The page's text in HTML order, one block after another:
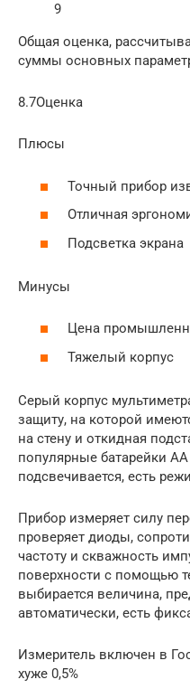
9
Общая оценка,
суммы основных
8.7Оценка
Плюсы
Точный прибор
Отличная
Подсветка экрана
Минусы
Цена
Тяжелый корпус
Серый корпус
защиту, на которой
на стену и откидная
популярные батарейки
подсвечивается, есть
Прибор измеряет силу
проверяет диоды,
частоту и скважность
поверхности с помощью
выбирается величина,
автоматически, есть
Измеритель включен в
хуже 0,5%